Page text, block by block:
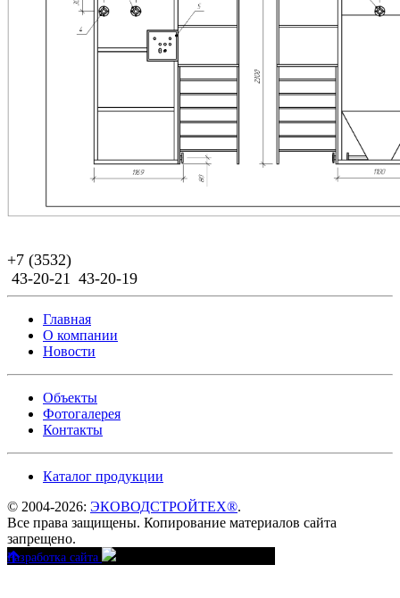
+7 (3532)
43-20-21 43-20-19
Главная
О компании
Новости
Объекты
Фотогалерея
Контакты
Каталог продукции
© 2004-2026: ЭКОВОДСТРОЙТЕХ®.
Все права защищены. Копирование материалов сайта
запрещено.
Разработка сайта